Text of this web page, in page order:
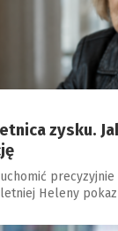
zysku.
precyzyjnie
Heleny